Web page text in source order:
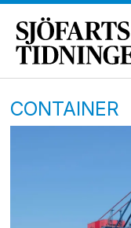
CONTAINER